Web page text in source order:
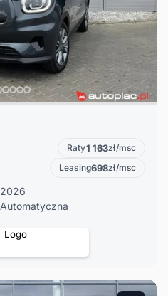
Raty1 163zł/msc
Leasing698zł/msc
2026
Automatyczna